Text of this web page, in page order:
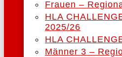
Frauen –
HLA
2025/26
HLA
Männer 3 –